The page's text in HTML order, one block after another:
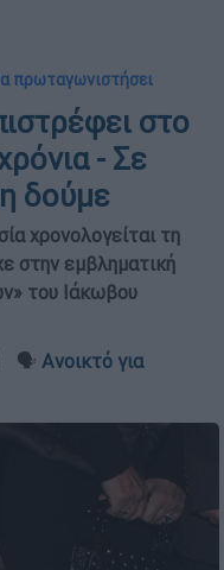
πρωταγωνιστήσει
στο
- Σε
δούμε
χρονολογείται τη
στην εμβληματική
του Ιάκωβου
┋ 🗣️ Ανοικτό για